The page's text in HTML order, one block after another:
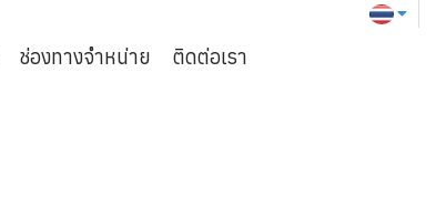
ช่องทางจำหน่าย ติดต่อเรา